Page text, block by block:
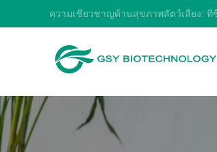
ความเชี่ยวชาญด้านสุขภาพสัตว์เลี้ยง: